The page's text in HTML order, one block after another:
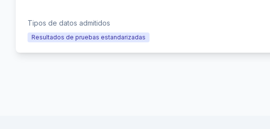
Tipos de datos admitidos
Resultados de pruebas estandarizadas